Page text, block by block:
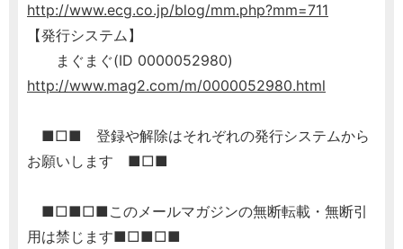
http://www.ecg.co.jp/blog/mm.php?mm=711
【発行システム】
まぐまぐ(ID 0000052980)
http://www.mag2.com/m/0000052980.html
■□■ 登録や解除はそれぞれの発行システムから
お願いします ■□■
■□■□■このメールマガジンの無断転載・無断引
用は禁じます■□■□■